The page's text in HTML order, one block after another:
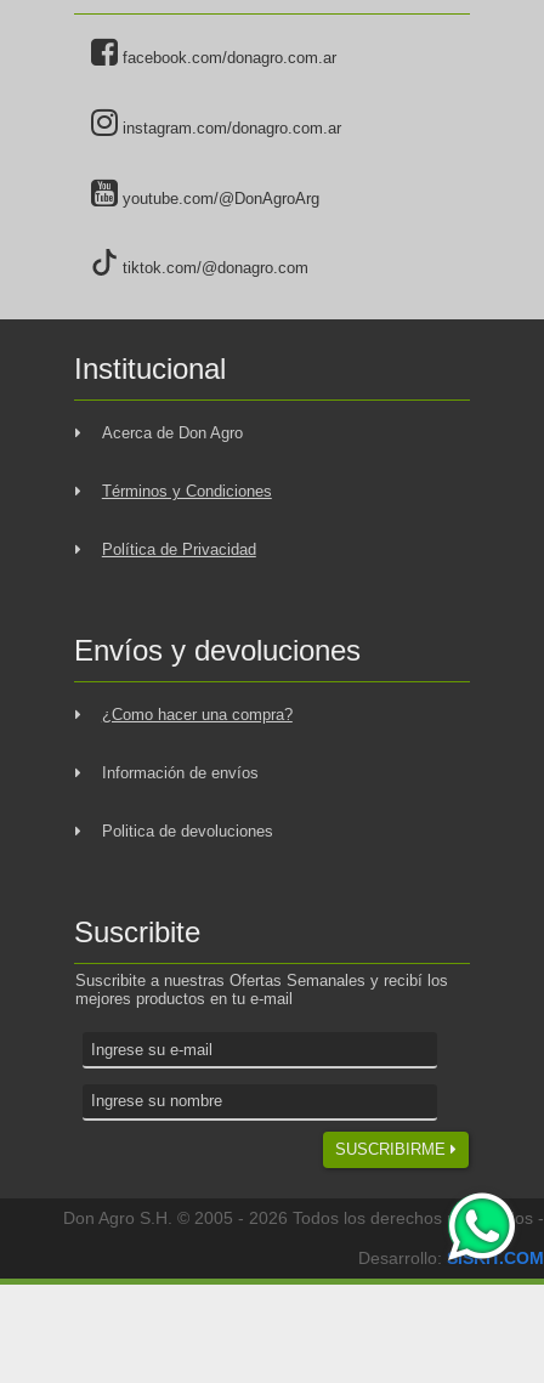
facebook.com/donagro.com.ar
instagram.com/donagro.com.ar
youtube.com/@DonAgroArg
tiktok.com/@donagro.com
Institucional
Acerca de Don Agro
Términos y Condiciones
Política de Privacidad
Envíos y devoluciones
¿Como hacer una compra?
Información de envíos
Politica de devoluciones
Suscribite
Suscribite a nuestras Ofertas Semanales y recibí los
mejores productos en tu e-mail
SUSCRIBIRME
Don Agro S.H. © 2005 - 2026 Todos los derechos reservados -
Desarrollo: SISKIT.COM